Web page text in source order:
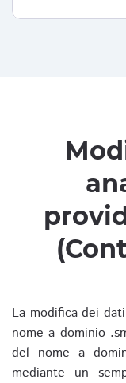
La modifica dei
nome a dominio
del nome a
mediante un